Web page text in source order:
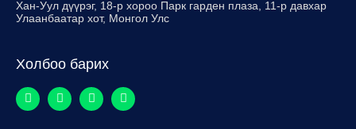
Хан-Уул дүүрэг, 18-р хороо Парк гарден плаза, 11-р давхар
Улаанбаатар хот, Монгол Улс
Холбоо барих